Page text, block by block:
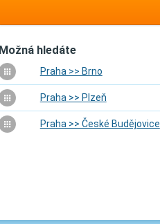
Možná hledáte
Praha >> Brno
Praha >> Plzeň
Praha >> České Budějovice